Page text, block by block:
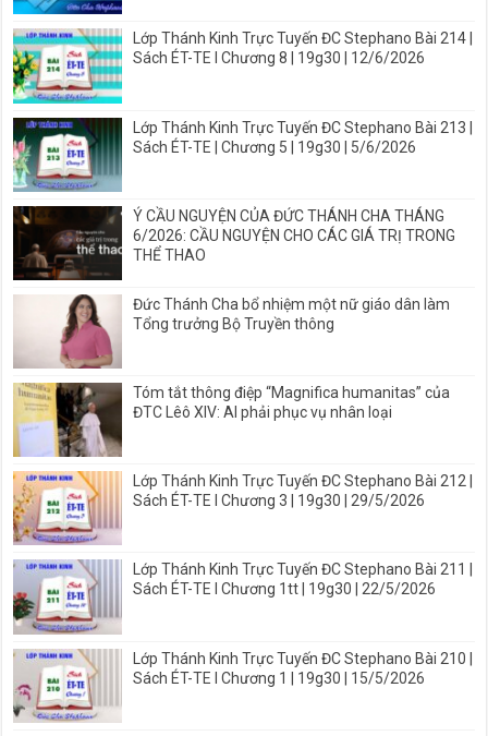
Lớp Thánh Kinh Trực Tuyến ĐC Stephano Bài 214 |
Sách ÉT-TE I Chương 8 | 19g30 | 12/6/2026
Lớp Thánh Kinh Trực Tuyến ĐC Stephano Bài 213 |
Sách ÉT-TE | Chương 5 | 19g30 | 5/6/2026
Ý CẦU NGUYỆN CỦA ĐỨC THÁNH CHA THÁNG
6/2026: CẦU NGUYỆN CHO CÁC GIÁ TRỊ TRONG
THỂ THAO
Đức Thánh Cha bổ nhiệm một nữ giáo dân làm
Tổng trưởng Bộ Truyền thông
Tóm tắt thông điệp “Magnifica humanitas” của
ĐTC Lêô XIV: AI phải phục vụ nhân loại
Lớp Thánh Kinh Trực Tuyến ĐC Stephano Bài 212 |
Sách ÉT-TE I Chương 3 | 19g30 | 29/5/2026
Lớp Thánh Kinh Trực Tuyến ĐC Stephano Bài 211 |
Sách ÉT-TE I Chương 1tt | 19g30 | 22/5/2026
Lớp Thánh Kinh Trực Tuyến ĐC Stephano Bài 210 |
Sách ÉT-TE I Chương 1 | 19g30 | 15/5/2026